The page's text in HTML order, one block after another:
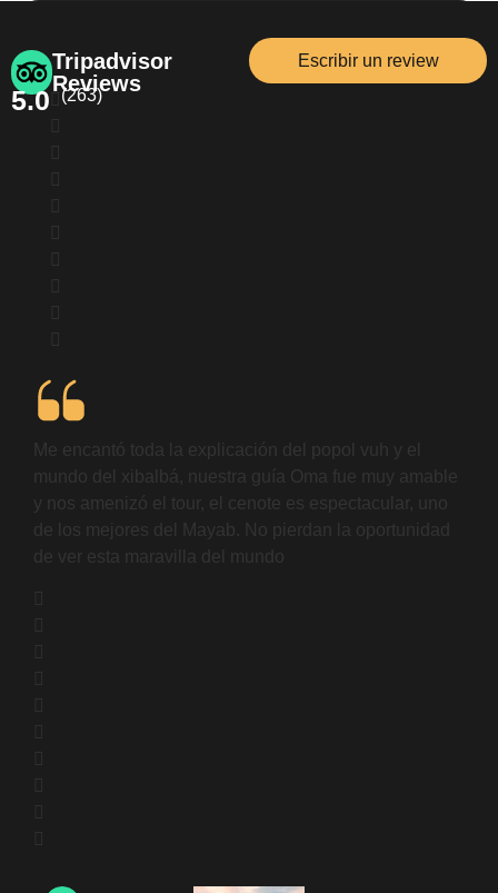
Tripadvisor
Reviews
5.0 (263)
Escribir un review
Me encantó toda la explicación del popol vuh y el
mundo del xibalbá, nuestra guía Oma fue muy amable
y nos amenizó el tour, el cenote es espectacular, uno
de los mejores del Mayab. No pierdan la oportunidad
de ver esta maravilla del mundo